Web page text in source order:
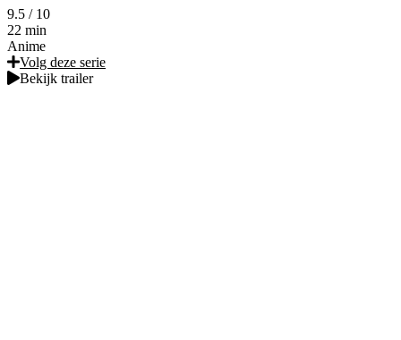
9.5 / 10
22 min
Anime
Volg deze serie
Bekijk trailer